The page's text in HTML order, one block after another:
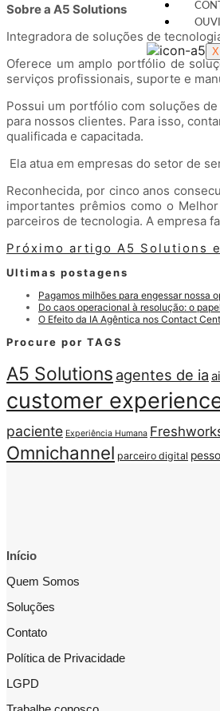
X
Sobre a A5 Solutions
Integradora de soluções de
Oferece um amplo portfólio de
serviços profissionais, suporte e
Possui um portfólio com soluções
para nossos clientes. Para isso,
qualificada e capacitada.
Ela atua em empresas do setor de
Reconhecida, por cinco anos
importantes prêmios como o
parceiros de tecnologia. A empresa
Próximo artigo A5 Solutions
Ultimas postagens
Pagamos milhões para engessar nossa
Do caos operacional à resolução: o
O Efeito da IA Agêntica nos Contact
Procure por TAGS
A5 Solutions agentes de ia ai
customer
paciente Experiência Humana
Omnichannel parceiro digital
Início
Quem Somos
Soluções
Contato
Política de Privacidade
LGPD